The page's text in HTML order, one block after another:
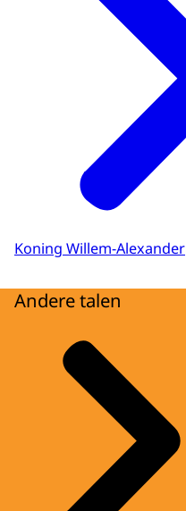
Koning Willem-Alexander
Andere talen